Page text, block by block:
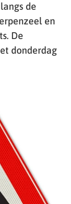
de
en
De
donderdag